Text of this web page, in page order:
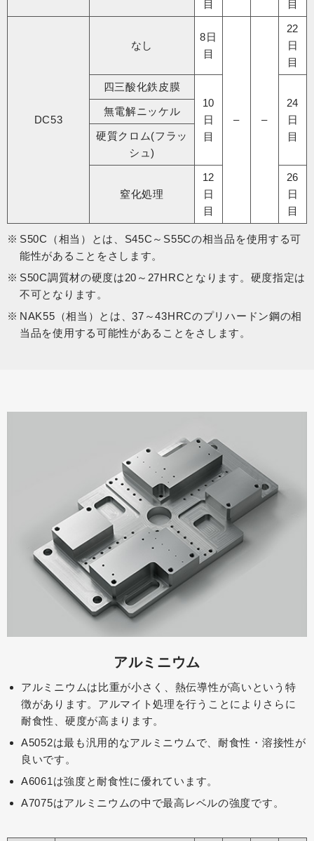
目 目
DC53
なし​
8日
目
– –
22
日
目
四三酸化鉄皮膜​
10
日
目
24
日
目
無電解ニッケル​
硬質クロム(フラッ
シュ)
窒化処理​
12
日
目
26
日
目
S50C（相当）とは、S45C～S55Cの相当品を使用する可
能性があることをさします。
S50C調質材の硬度は20～27HRCとなります。硬度指定は
不可となります。
NAK55（相当）とは、37～43HRCのプリハードン鋼の相
当品を使用する可能性があることをさします。
アルミニウム
アルミニウムは比重が小さく、熱伝導性が高いという特
徴があります。アルマイト処理を行うことによりさらに
耐食性、硬度が高まります。
A5052は最も汎用的なアルミニウムで、耐食性・溶接性が
良いです。
A6061は強度と耐食性に優れています。
A7075はアルミニウムの中で最高レベルの強度です。